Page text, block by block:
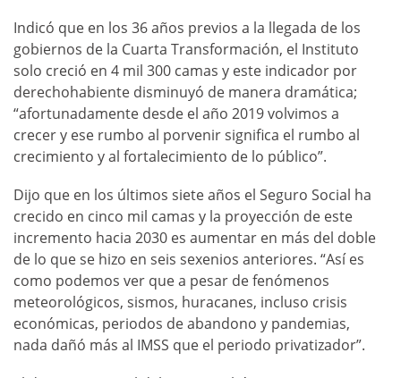
Indicó que en los 36 años previos a la llegada de los
gobiernos de la Cuarta Transformación, el Instituto
solo creció en 4 mil 300 camas y este indicador por
derechohabiente disminuyó de manera dramática;
“afortunadamente desde el año 2019 volvimos a
crecer y ese rumbo al porvenir significa el rumbo al
crecimiento y al fortalecimiento de lo público”.
Dijo que en los últimos siete años el Seguro Social ha
crecido en cinco mil camas y la proyección de este
incremento hacia 2030 es aumentar en más del doble
de lo que se hizo en seis sexenios anteriores. “Así es
como podemos ver que a pesar de fenómenos
meteorológicos, sismos, huracanes, incluso crisis
económicas, periodos de abandono y pandemias,
nada dañó más al IMSS que el periodo privatizador”.